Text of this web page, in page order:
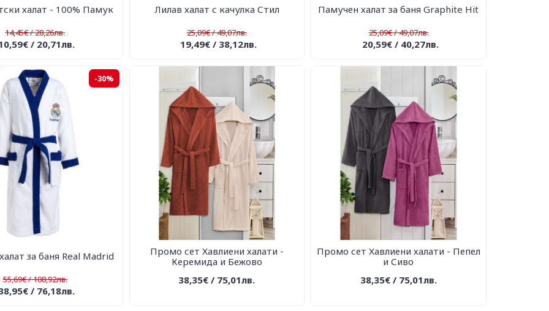
халат - 100% Памук
14,45€ / 28,26лв.
/ 20,71лв.
Лилав халат с качулка Стил
25,09€ / 49,07лв.
19,49€ / 38,12лв.
Памучен халат за баня Graphite Hit
25,09€ / 49,07лв.
20,59€ / 40,27лв.
-30%
за баня Real Madrid
55,69€ / 108,92лв.
/ 76,18лв.
Промо сет Хавлиени халати -
Керемида и Бежово
38,35€ / 75,01лв.
Промо сет Хавлиени халати - Пепел
и Сиво
38,35€ / 75,01лв.